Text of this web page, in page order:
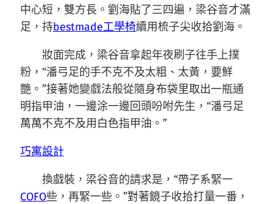
中心短，雙方長。劉海貼了三四遍，梁谷音才滿
足，持bestmade工學椅續用梳子尖收拾劉海。
妝面完成，梁谷音拿起年夜刷子往手上撲
粉，“潘弓足的手不克不及太粗、太黃，要鮮
艷。”接著她變戲法般從隨身布袋里取出一瓶通
明指甲油，一邊涂一邊回頭吩咐先生，“潘弓足
萬萬不克不及用白色指甲油。”
巧寓設計
換戲裝，梁谷音的請求是，“帶子系緊一
COFO些，再緊一些。”對著鏡子收拾打量一番，